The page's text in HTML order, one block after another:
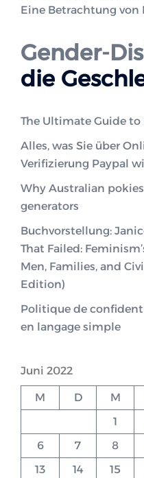
Eine Betrachtung von
Gender-
die
The Ultimate Guide to
Alles, was Sie über
Verifizierung Paypal
Why Australian
generators
Buchvorstellung:
That Failed:
Men, Families, and
Edition)
Politique de
en langage simple
Juni 2022
M D M
1
6
7 8
13
14 15